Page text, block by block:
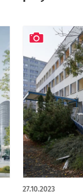
27.10.2023
artykuł z